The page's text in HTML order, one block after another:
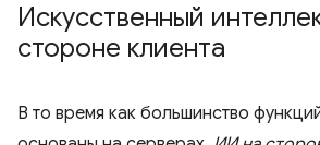
Искусственный
стороне клиента
В то время как большинство